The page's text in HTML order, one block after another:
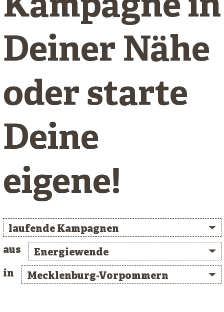
Deiner Nähe
oder starte
Deine
eigene!
laufende Kampagnen
aus
Energiewende
in
Mecklenburg-Vorpommern